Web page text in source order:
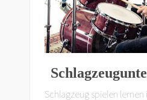
Schlagzeug spielen